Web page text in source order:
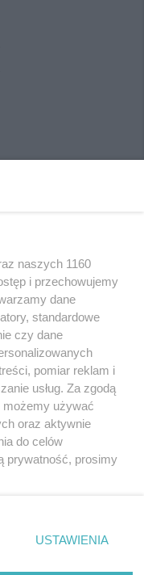
z portali
sięz nami
naszych 1160
i przechowujemy
dane
standardowe
czy dane
pomiar reklam i
usług. Za zgodą
możemy używać
oraz aktywnie
do celów
prywatność, prosimy
rogu strony
nie wymagają
sprzeciwić się
USTAWIENIA